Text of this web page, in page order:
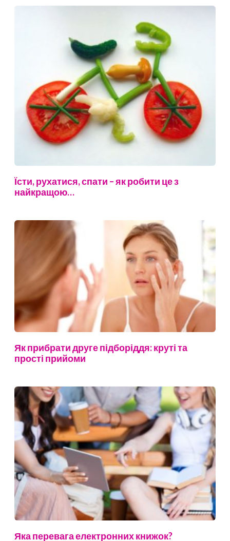
Їсти, рухатися, спати – як робити це з
найкращою…
Як прибрати друге підборіддя: круті та
прості прийоми
Яка перевага електронних книжок?